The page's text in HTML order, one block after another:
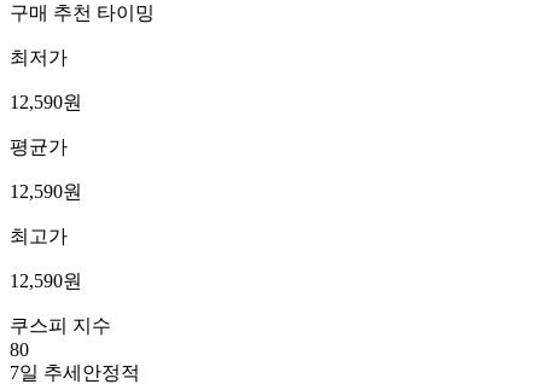
구매 추천 타이밍
최저가
12,590원
평균가
12,590원
최고가
12,590원
쿠스피 지수
80
7일 추세 안정적